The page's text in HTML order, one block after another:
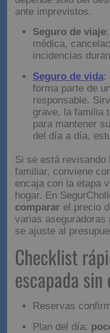
Seguridad
seguro
vida
Cuando se viaja
depende solo del
ante imprevistos.
Seguro de viaje
incidencias
Seguro de vida :
forma parte de
responsable.
grave, la familia
para mantener
Si se está revisando
familiar, conviene
encaja con la etapa
hogar. En
el precio
varias